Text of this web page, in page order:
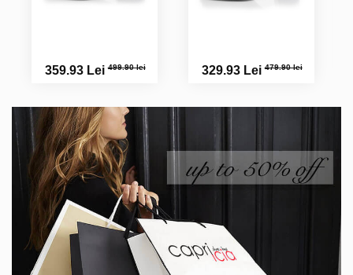
359.93 Lei499.90 lei 329.93 Lei479.90 lei